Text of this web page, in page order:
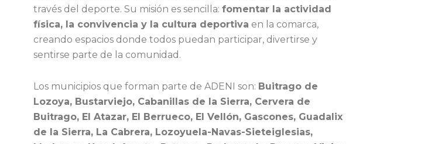
través del deporte. Su misión es sencilla: fomentar la actividad
física, la convivencia y la cultura deportiva en la comarca,
creando espacios donde todos puedan participar, divertirse y
sentirse parte de la comunidad.
Los municipios que forman parte de ADENI son: Buitrago de
Lozoya, Bustarviejo, Cabanillas de la Sierra, Cervera de
Buitrago, El Atazar, El Berrueco, El Vellón, Gascones, Guadalix
de la Sierra, La Cabrera, Lozoyuela-Navas-Sieteiglesias,